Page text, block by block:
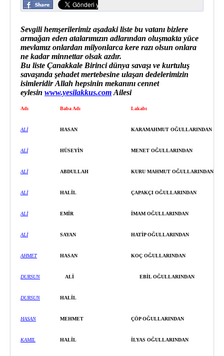
Sevgili hemşerilerimiz aşadaki liste bu vatanı bizlere
armağan eden atalarımızın adlarından oluşmakta yüce
mevlamız onlardan milyonlarca kere razı olsun onlara
ne kadar minnettar olsak azdır.
Bu liste Çanakkale Birinci dünya savaşı ve kurtuluş
savaşında şehadet mertebesine ulaşan dedelerimizin
isimleridirAllah hepsinin mekanını cennet
eylesin www.yesilakkus.com Ailesi
Adı Baba Adı Lakabı
ALİ HASAN KARAMAHMUT OĞULLARINDAN
ALİ HÜSEYİN MENET OĞULLARINDAN
ALİ ABDULLAH KURU MAHMUT OĞULLARINDAN
ALİ HALİL ÇAPAKÇI OĞULLARINDAN
ALİ EMİR İMAM OĞULLARINDAN
ALİ SAYAN HATİP OĞULLARINDAN
AHMET HASAN KOÇ OĞULLARINDAN
DURSUN ALİ EBİL OĞULLARINDAN
DURSUN HALİL
HASAN MEHMET ÇÖP OĞULLARINDAN
KAMIL HALİL İLYAS OĞULLARINDAN